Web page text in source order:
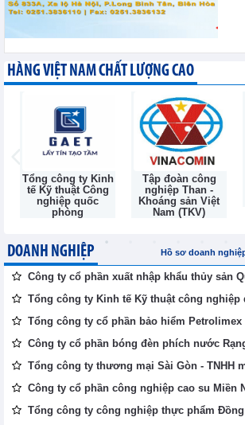
HÀNG VIỆT NAM CHẤT LƯỢNG CAO
Tổng công ty Kinh
tế Kỹ thuật Công
nghiệp quốc
phòng
Tập đoàn công
nghiệp Than -
Khoáng sản Việt
Nam (TKV)
DOANH NGHIỆP Hồ sơ doanh
Công ty cổ phần xuất nhập khẩu thủy sản
Tổng công ty Kinh tế Kỹ thuật công nghiệp
Tổng công ty cổ phần bảo hiểm Petrolimex
Công ty cổ phần bóng đèn phích nước
Tổng công ty thương mại Sài Gòn - TNHH
Công ty cổ phần công nghiệp cao su Miền
Tổng công ty công nghiệp thực phẩm Đồng